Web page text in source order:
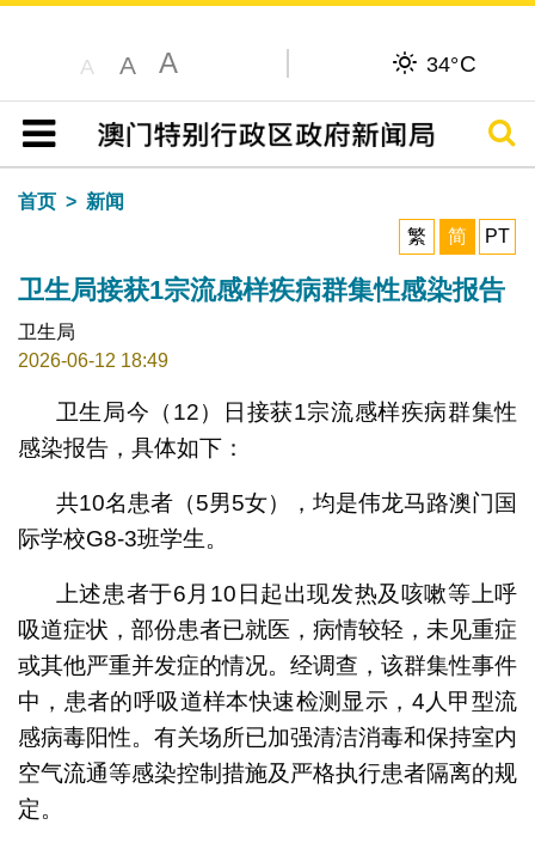
A A A 34°C
目录
搜寻
首页
新闻
繁
简 PT
卫生局接获1宗流感样疾病群集性感染报告
卫生局
2026-06-12 18:49
卫生局今（12）日接获1宗流感样疾病群集性
感染报告，具体如下：
共10名患者（5男5女），均是伟龙马路澳门国
际学校G8-3班学生。
上述患者于6月10日起出现发热及咳嗽等上呼
吸道症状，部份患者已就医，病情较轻，未见重症
或其他严重并发症的情况。经调查，该群集性事件
中，患者的呼吸道样本快速检测显示，4人甲型流
感病毒阳性。有关场所已加强清洁消毒和保持室内
空气流通等感染控制措施及严格执行患者隔离的规
定。